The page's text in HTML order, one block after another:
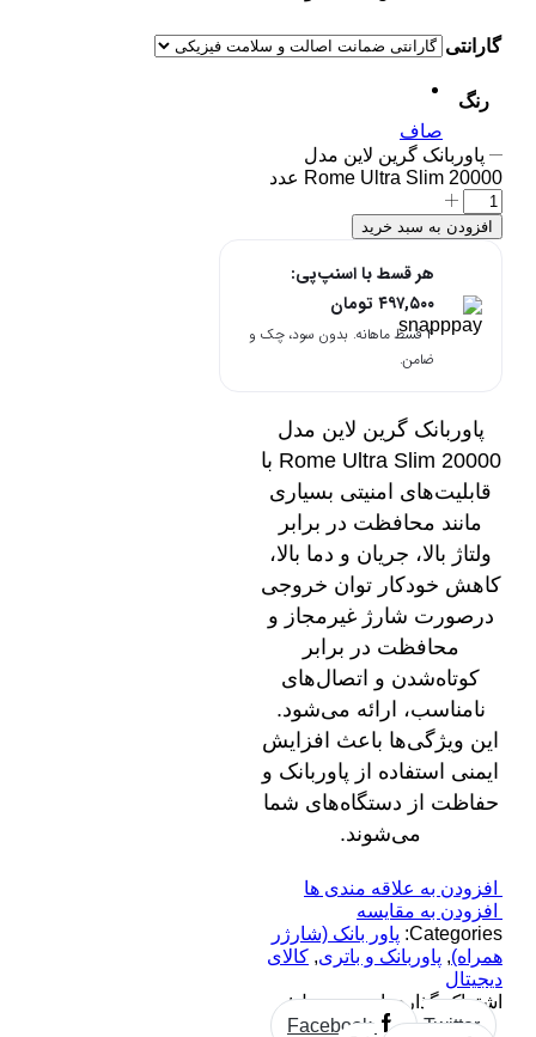
گارانتی
رنگ
صاف
پاوربانک گرین لاین مدل
Rome Ultra Slim 20000 عدد
افزودن به سبد خرید
هر قسط با اسنپ‌پی:
۴۹۷,۵۰۰ تومان
۴ قسط ماهانه. بدون سود، چک و
ضامن.
پاوربانک گرین لاین مدل
Rome Ultra Slim 20000 با
قابلیت‌های امنیتی بسیاری
مانند محافظت در برابر
ولتاژ بالا، جریان و دما بالا،
کاهش خودکار توان خروجی
درصورت شارژ غیرمجاز و
محافظت در برابر
کوتاه‌شدن و اتصال‌های
نامناسب، ارائه می‌شود.
این ویژگی‌ها باعث افزایش
ایمنی استفاده از پاوربانک و
حفاظت از دستگاه‌های شما
می‌شوند.
افزودن به علاقه مندی ها
افزودن به مقایسه
Categories: پاور بانک (شارژر
همراه), پاوربانک و باتری, کالای
دیجیتال
اشتراک گذاری این محصول:
Facebook
Twitter